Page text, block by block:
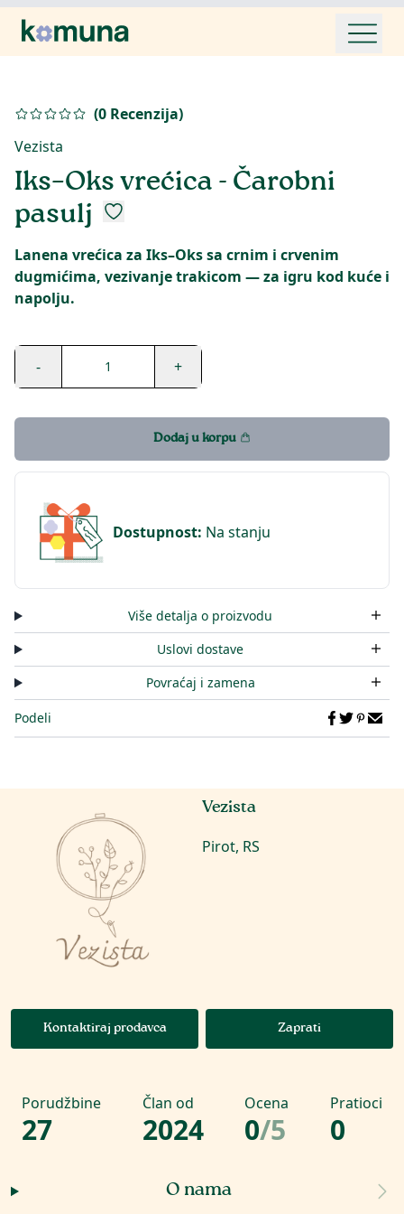
(0 Recenzija)
Vezista
Iks–Oks vrećica - Čarobni
pasulj
Lanena vrećica za Iks–Oks sa crnim i crvenim
dugmićima, vezivanje trakicom — za igru kod kuće i
napolju.
- 1 +
Dodaj u korpu
Dostupnost: Na stanju
Više detalja o proizvodu
Uslovi dostave
Povraćaj i zamena
Podeli
Vezista
Pirot, RS
Kontaktiraj prodavca Zaprati
Porudžbine
27
Član od
2024
Ocena
0/5
Pratioci
0
O nama